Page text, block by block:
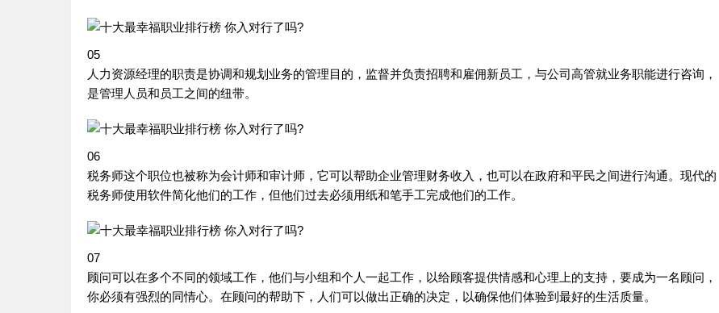
05
人力资源经理的职责是协调和规划业务的管理目的，监督并负责招聘和雇佣新员工，与公司高管就业务职能进行咨询，
是管理人员和员工之间的纽带。
06
税务师这个职位也被称为会计师和审计师，它可以帮助企业管理财务收入，也可以在政府和平民之间进行沟通。现代的
税务师使用软件简化他们的工作，但他们过去必须用纸和笔手工完成他们的工作。
07
顾问可以在多个不同的领域工作，他们与小组和个人一起工作，以给顾客提供情感和心理上的支持，要成为一名顾问，
你必须有强烈的同情心。在顾问的帮助下，人们可以做出正确的决定，以确保他们体验到最好的生活质量。